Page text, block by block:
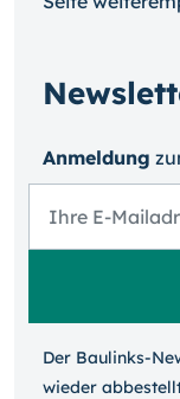
Anmeldung
Der Baulinks-
wieder